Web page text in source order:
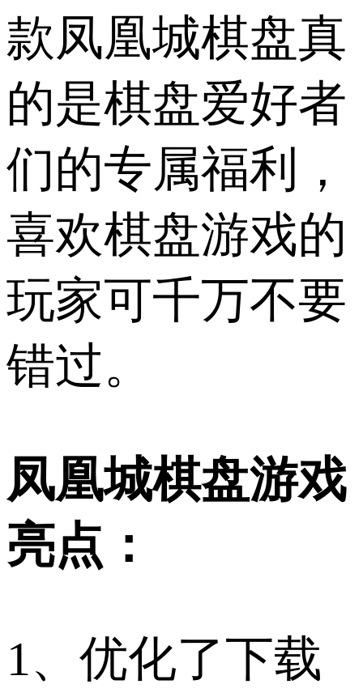
款凤凰城棋盘真
的是棋盘爱好者
们的专属福利，
喜欢棋盘游戏的
玩家可千万不要
错过。
凤凰城棋盘游戏
亮点：
1、优化了下载